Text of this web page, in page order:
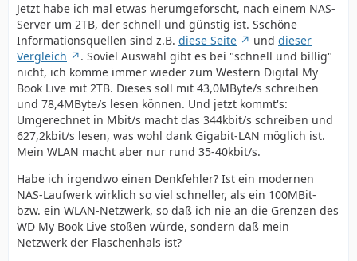
Jetzt habe ich mal etwas herumgeforscht, nach einem NAS-
Server um 2TB, der schnell und günstig ist. Sschöne
Informationsquellen sind z.B. diese Seite und dieser
Vergleich
. Soviel Auswahl gibt es bei "schnell und billig"
nicht, ich komme immer wieder zum Western Digital My
Book Live mit 2TB. Dieses soll mit 43,0MByte/s schreiben
und 78,4MByte/s lesen können. Und jetzt kommt's:
Umgerechnet in Mbit/s macht das 344kbit/s schreiben und
627,2kbit/s lesen, was wohl dank Gigabit-LAN möglich ist.
Mein WLAN macht aber nur rund 35-40kbit/s.
Habe ich irgendwo einen Denkfehler? Ist ein modernen
NAS-Laufwerk wirklich so viel schneller, als ein 100MBit-
bzw. ein WLAN-Netzwerk, so daß ich nie an die Grenzen des
WD My Book Live stoßen würde, sondern daß mein
Netzwerk der Flaschenhals ist?